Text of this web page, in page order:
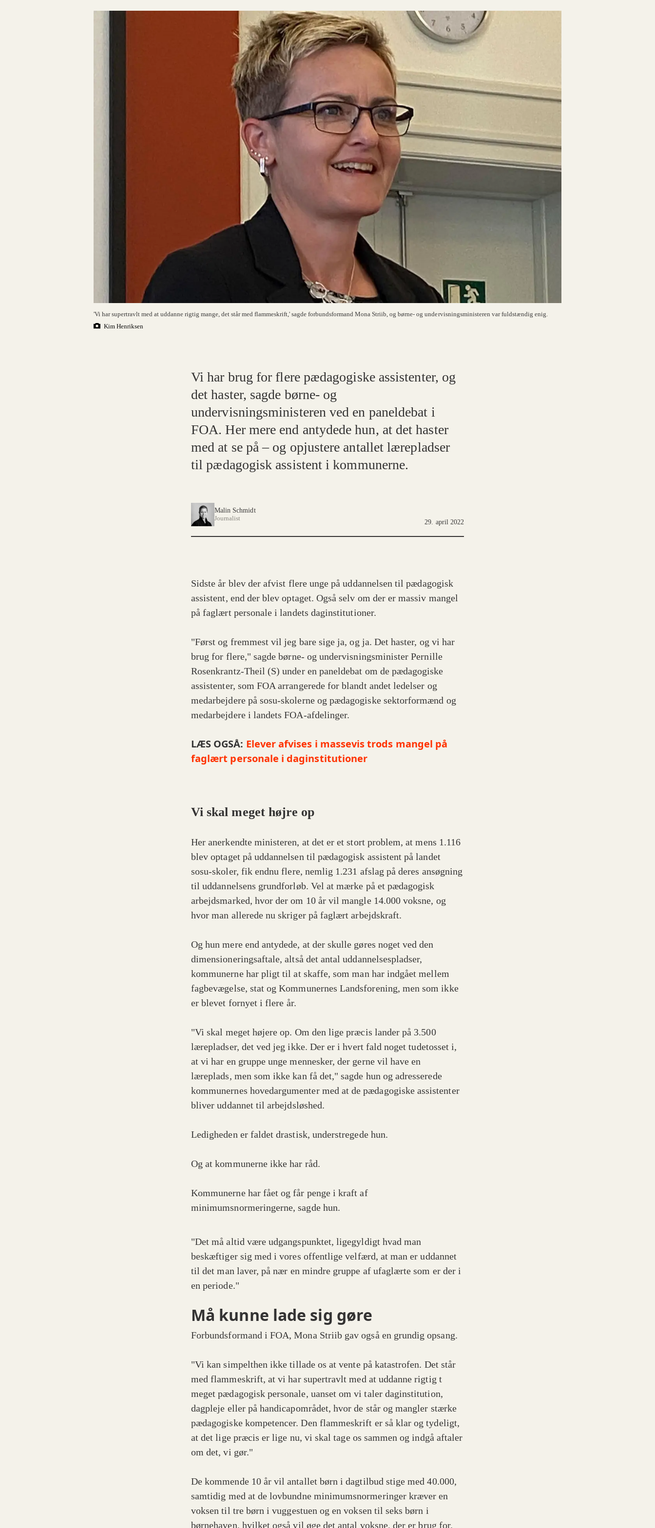
'Vi har supertravlt med at uddanne rigtig mange, det står med flammeskrift,' sagde forbundsformand Mona Striib, og børne- og undervisningsministeren var fuldstændig enig.
Kim Henriksen
Vi har brug for flere pædagogiske assistenter, og
det haster, sagde børne- og
undervisningsministeren ved en paneldebat i
FOA. Her mere end antydede hun, at det haster
med at se på – og opjustere antallet lærepladser
til pædagogisk assistent i kommunerne.
Malin Schmidt
Journalist
29. april 2022
Sidste år blev der afvist flere unge på uddannelsen til pædagogisk
assistent, end der blev optaget. Også selv om der er massiv mangel
på faglært personale i landets daginstitutioner.
"Først og fremmest vil jeg bare sige ja, og ja. Det haster, og vi har
brug for flere," sagde børne- og undervisningsminister Pernille
Rosenkrantz-Theil (S) under en paneldebat om de pædagogiske
assistenter, som FOA arrangerede for blandt andet ledelser og
medarbejdere på sosu-skolerne og pædagogiske sektorformænd og
medarbejdere i landets FOA-afdelinger.
LÆS OGSÅ: Elever afvises i massevis trods mangel på
faglært personale i daginstitutioner
Vi skal meget højre op
Her anerkendte ministeren, at det er et stort problem, at mens 1.116
blev optaget på uddannelsen til pædagogisk assistent på landet
sosu-skoler, fik endnu flere, nemlig 1.231 afslag på deres ansøgning
til uddannelsens grundforløb. Vel at mærke på et pædagogisk
arbejdsmarked, hvor der om 10 år vil mangle 14.000 voksne, og
hvor man allerede nu skriger på faglært arbejdskraft.
Og hun mere end antydede, at der skulle gøres noget ved den
dimensioneringsaftale, altså det antal uddannelsespladser,
kommunerne har pligt til at skaffe, som man har indgået mellem
fagbevægelse, stat og Kommunernes Landsforening, men som ikke
er blevet fornyet i flere år.
"Vi skal meget højere op. Om den lige præcis lander på 3.500
lærepladser, det ved jeg ikke. Der er i hvert fald noget tudetosset i,
at vi har en gruppe unge mennesker, der gerne vil have en
læreplads, men som ikke kan få det," sagde hun og adresserede
kommunernes hovedargumenter med at de pædagogiske assistenter
bliver uddannet til arbejdsløshed.
Ledigheden er faldet drastisk, understregede hun.
Og at kommunerne ikke har råd.
Kommunerne har fået og får penge i kraft af
minimumsnormeringerne, sagde hun.
"Det må altid være udgangspunktet, ligegyldigt hvad man
beskæftiger sig med i vores offentlige velfærd, at man er uddannet
til det man laver, på nær en mindre gruppe af ufaglærte som er der i
en periode."
Må kunne lade sig gøre
Forbundsformand i FOA, Mona Striib gav også en grundig opsang.
"Vi kan simpelthen ikke tillade os at vente på katastrofen. Det står
med flammeskrift, at vi har supertravlt med at uddanne rigtig t
meget pædagogisk personale, uanset om vi taler daginstitution,
dagpleje eller på handicapområdet, hvor de står og mangler stærke
pædagogiske kompetencer. Den flammeskrift er så klar og tydeligt,
at det lige præcis er lige nu, vi skal tage os sammen og indgå aftaler
om det, vi gør."
De kommende 10 år vil antallet børn i dagtilbud stige med 40.000,
samtidig med at de lovbundne minimumsnormeringer kræver en
voksen til tre børn i vuggestuen og en voksen til seks børn i
børnehaven, hvilket også vil øge det antal voksne, der er brug for.